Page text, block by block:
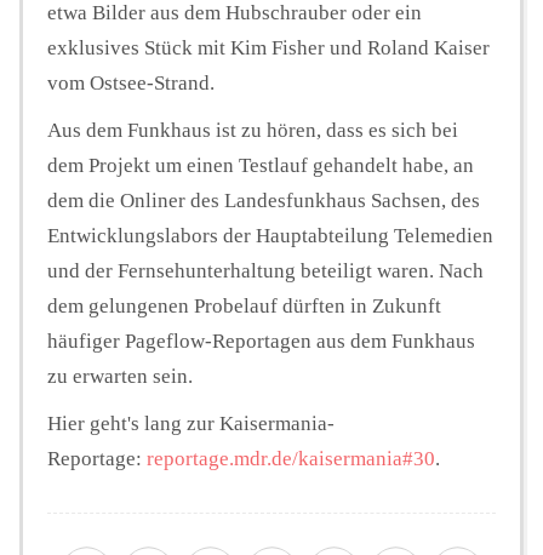
etwa Bilder aus dem Hubschrauber oder ein
exklusives Stück mit Kim Fisher und Roland Kaiser
vom Ostsee-Strand.
Aus dem Funkhaus ist zu hören, dass es sich bei
dem Projekt um einen Testlauf gehandelt habe, an
dem die Onliner des Landesfunkhaus Sachsen, des
Entwicklungslabors der Hauptabteilung Telemedien
und der Fernsehunterhaltung beteiligt waren. Nach
dem gelungenen Probelauf dürften in Zukunft
häufiger Pageflow-Reportagen aus dem Funkhaus
zu erwarten sein.
Hier geht's lang zur Kaisermania-
Reportage: reportage.mdr.de/kaisermania#30.